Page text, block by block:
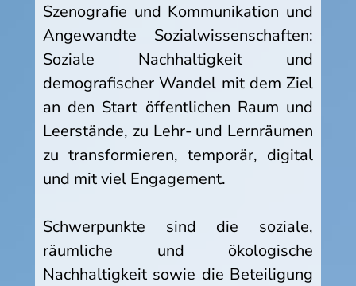
Szenografie und Kommunikation und
Angewandte Sozialwissenschaften:
Soziale Nachhaltigkeit und
demografischer Wandel mit dem Ziel
an den Start öffentlichen Raum und
Leerstände, zu Lehr- und Lernräumen
zu transformieren, temporär, digital
und mit viel Engagement.
Schwerpunkte sind die soziale,
räumliche und ökologische
Nachhaltigkeit sowie die Beteiligung